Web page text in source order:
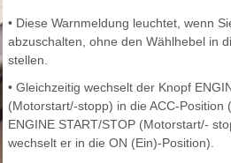
• Diese Warnmeldung leuchtet, wenn
abzuschalten, ohne den Wählhebel in
stellen.
• Gleichzeitig wechselt der Knopf
(Motorstart/-stopp) in die ACC-Position
ENGINE START/STOP (Motorstart/-
wechselt er in die ON (Ein)-Position).